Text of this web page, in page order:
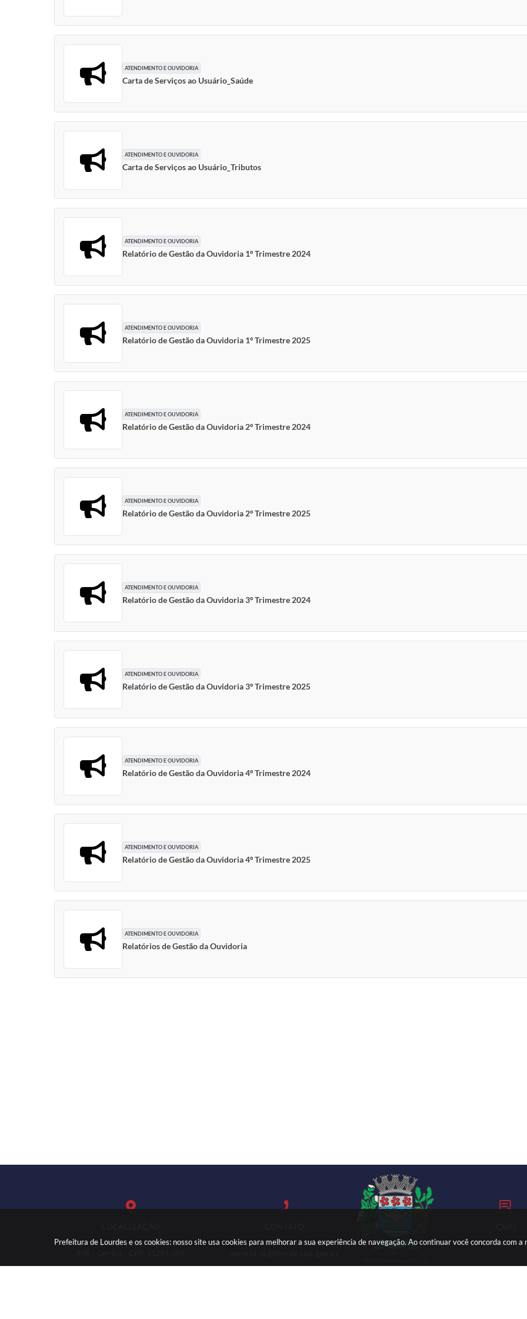
Prefeitura de Lourdes e os cookies: nosso site usa cookies para melhorar a sua experiência de navegação. Ao continuar você concorda com a
ATENDIMENTO E OUVIDORIA
Carta de Serviços ao Usuário_Saúde
ATENDIMENTO E OUVIDORIA
Carta de Serviços ao Usuário_Tributos
ATENDIMENTO E OUVIDORIA
Relatório de Gestão da Ouvidoria 1º Trimestre 2024
ATENDIMENTO E OUVIDORIA
Relatório de Gestão da Ouvidoria 1º Trimestre 2025
ATENDIMENTO E OUVIDORIA
Relatório de Gestão da Ouvidoria 2º Trimestre 2024
ATENDIMENTO E OUVIDORIA
Relatório de Gestão da Ouvidoria 2º Trimestre 2025
ATENDIMENTO E OUVIDORIA
Relatório de Gestão da Ouvidoria 3º Trimestre 2024
ATENDIMENTO E OUVIDORIA
Relatório de Gestão da Ouvidoria 3º Trimestre 2025
ATENDIMENTO E OUVIDORIA
Relatório de Gestão da Ouvidoria 4º Trimestre 2024
ATENDIMENTO E OUVIDORIA
Relatório de Gestão da Ouvidoria 4º Trimestre 2025
ATENDIMENTO E OUVIDORIA
Relatórios de Gestão da Ouvidoria
Rua: José Marques Nogueira, nº
(18) 3699-9000
59.767.921/